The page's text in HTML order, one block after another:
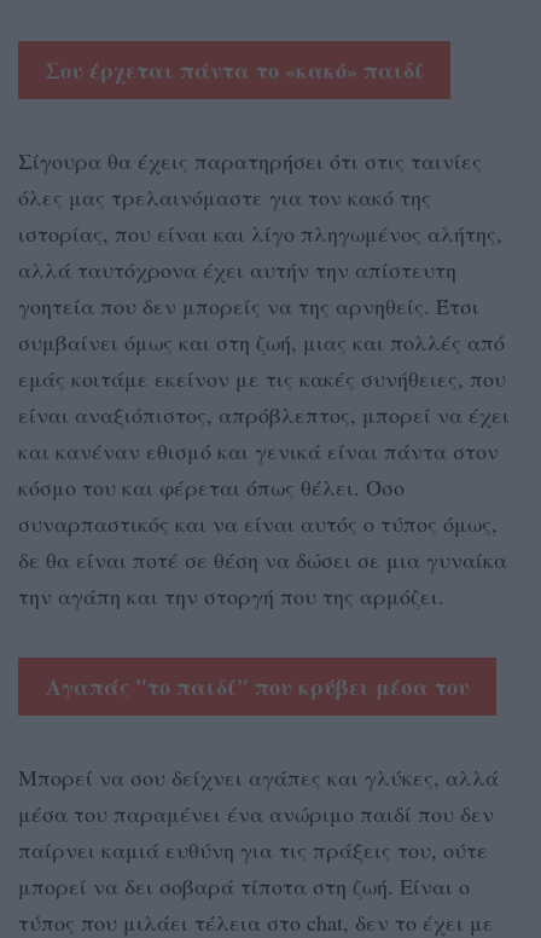
Σου έρχεται πάντα το «κακό» παιδί
Σίγουρα θα έχεις παρατηρήσει ότι στις ταινίες
όλες μας τρελαινόμαστε για τον κακό της
ιστορίας, που είναι και λίγο πληγωμένος αλήτης,
αλλά ταυτόχρονα έχει αυτήν την απίστευτη
γοητεία που δεν μπορείς να της αρνηθείς. Έτσι
συμβαίνει όμως και στη ζωή, μιας και πολλές από
εμάς κοιτάμε εκείνον με τις κακές συνήθειες, που
είναι αναξιόπιστος, απρόβλεπτος, μπορεί να έχει
και κανέναν εθισμό και γενικά είναι πάντα στον
κόσμο του και φέρεται όπως θέλει. Όσο
συναρπαστικός και να είναι αυτός ο τύπος όμως,
δε θα είναι ποτέ σε θέση να δώσει σε μια γυναίκα
την αγάπη και την στοργή που της αρμόζει.
Αγαπάς "το παιδί" που κρύβει μέσα του
Μπορεί να σου δείχνει αγάπες και γλύκες, αλλά
μέσα του παραμένει ένα ανώριμο παιδί που δεν
παίρνει καμιά ευθύνη για τις πράξεις του, ούτε
μπορεί να δει σοβαρά τίποτα στη ζωή. Είναι ο
τύπος που μιλάει τέλεια στο chat, δεν το έχει με